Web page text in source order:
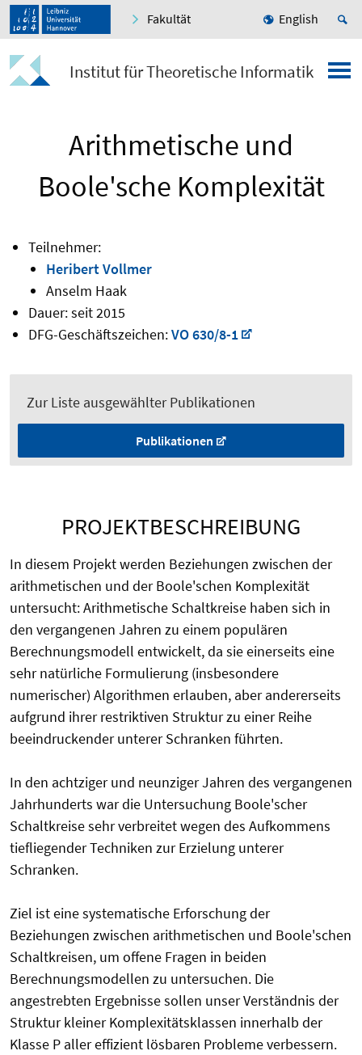
Fakultät English
Institut für Theoretische Informatik
Arithmetische und
Boole'sche Komplexität
Teilnehmer:
Heribert Vollmer
Anselm Haak
Dauer: seit 2015
DFG-Geschäftszeichen:VO 630/8-1
Zur Liste ausgewählter Publikationen
Publikationen
PROJEKTBESCHREIBUNG
In diesem Projekt werden Beziehungen zwischen der
arithmetischen und der Boole'schen Komplexität
untersucht: Arithmetische Schaltkreise haben sich in
den vergangenen Jahren zu einem populären
Berechnungsmodell entwickelt, da sie einerseits eine
sehr natürliche Formulierung (insbesondere
numerischer) Algorithmen erlauben, aber andererseits
aufgrund ihrer restriktiven Struktur zu einer Reihe
beeindruckender unterer Schranken führten.
In den achtziger und neunziger Jahren des vergangenen
Jahrhunderts war die Untersuchung Boole'scher
Schaltkreise sehr verbreitet wegen des Aufkommens
tiefliegender Techniken zur Erzielung unterer
Schranken.
Ziel ist eine systematische Erforschung der
Beziehungen zwischen arithmetischen und Boole'schen
Schaltkreisen, um offene Fragen in beiden
Berechnungsmodellen zu untersuchen. Die
angestrebten Ergebnisse sollen unser Verständnis der
Struktur kleiner Komplexitätsklassen innerhalb der
Klasse P aller effizient lösbaren Probleme verbessern.